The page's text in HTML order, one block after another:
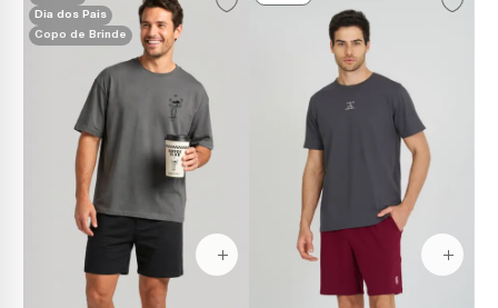
Dia dos Pais
Copo de Brinde